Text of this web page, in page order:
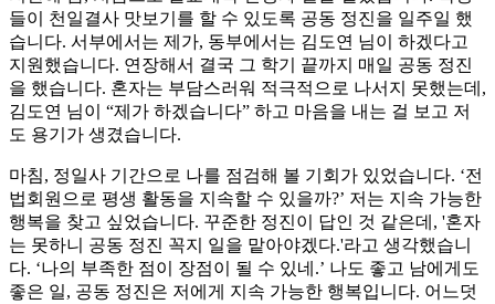
들이 천일결사 맛보기를 할 수 있도록 공동 정진을 일주일 했
습니다. 서부에서는 제가, 동부에서는 김도연 님이 하겠다고
지원했습니다. 연장해서 결국 그 학기 끝까지 매일 공동 정진
을 했습니다. 혼자는 부담스러워 적극적으로 나서지 못했는데,
김도연 님이 “제가 하겠습니다” 하고 마음을 내는 걸 보고 저
도 용기가 생겼습니다.
마침, 정일사 기간으로 나를 점검해 볼 기회가 있었습니다. ‘전
법회원으로 평생 활동을 지속할 수 있을까?’ 저는 지속 가능한
행복을 찾고 싶었습니다. 꾸준한 정진이 답인 것 같은데, '혼자
는 못하니 공동 정진 꼭지 일을 맡아야겠다.'라고 생각했습니
다. ‘나의 부족한 점이 장점이 될 수 있네.’ 나도 좋고 남에게도
좋은 일, 공동 정진은 저에게 지속 가능한 행복입니다. 어느덧